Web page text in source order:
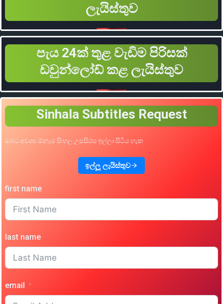
ලැයිස්තුව
පැය 24ක් තුළ වැඩිම පිරිසක්
ඩවුන්ලෝඩ් කළ ලැයිස්තුව
Sinhala Subtitles Request
ඔබට අවශ්‍ය ඕනෑම සිංහල උපසිරස ඉල්ලා සිටිය හැක
ඉල්ලූ ලැයිස්තුව
first name
last name
email